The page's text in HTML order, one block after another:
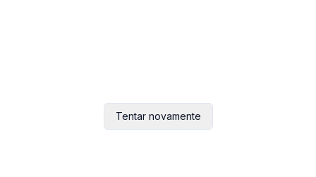
Tentar novamente